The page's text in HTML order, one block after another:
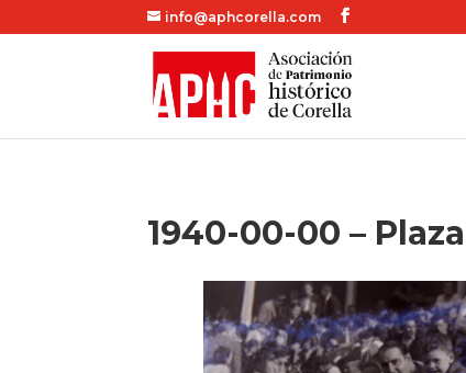
info@aphcorella.com
1940-00-00 –